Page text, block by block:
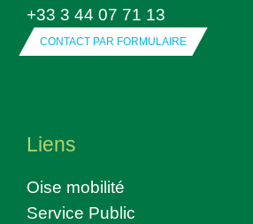
+33 3 44 07 71 13
CONTACT PAR FORMULAIRE
Liens
Oise mobilité
Service Public